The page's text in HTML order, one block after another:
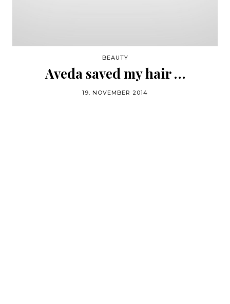
BEAUTY
Aveda saved my hair …
19. NOVEMBER 2014